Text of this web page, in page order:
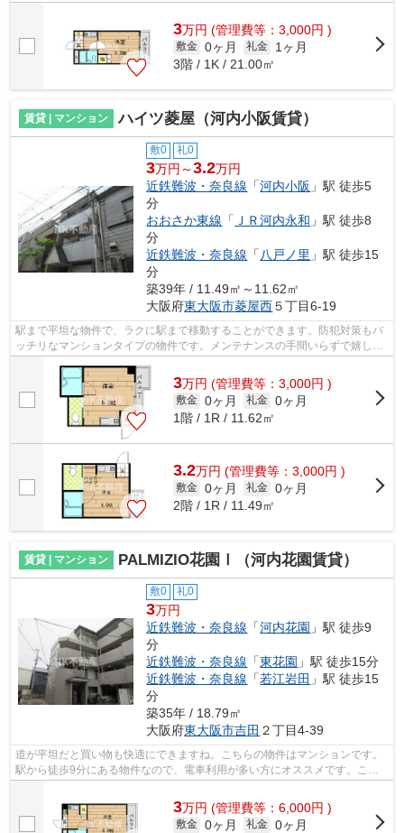
3万円 (管理費等：3,000円 )
敷金 0ヶ月 礼金
1ヶ月
3階 / 1K / 21.00㎡
賃貸 | マンション ハイツ菱屋（河内小阪賃貸）
敷0 礼0
3万円～3.2万円
近鉄難波・奈良線 「河内小阪 」駅 徒歩5
分
おおさか東線 「 ＪＲ河内永和 」駅 徒歩8
分
近鉄難波・奈良線 「 八戸ノ里 」駅 徒歩15
分
築39年 / 11.49㎡～11.62㎡
大阪府東大阪市菱屋西５丁目6-19
駅まで平坦な物件で、ラクに駅まで移動することができます。防犯対策もバ
ッチリなマンションタイプの物件です。メンテナンスの手間いらずで嬉し
3万円 (管理費等：3,000円 )
敷金 0ヶ月 礼金 0ヶ月
1階 / 1R / 11.62㎡
3.2万円 (管理費等：3,000円 )
敷金 0ヶ月 礼金 0ヶ月
2階 / 1R / 11.49㎡
賃貸 | マンション PALMIZIO花園Ⅰ（河内花園賃貸）
敷0 礼0
3万円
近鉄難波・奈良線 「河内花園 」駅 徒歩9
分
近鉄難波・奈良線 「東花園 」駅 徒歩15分
近鉄難波・奈良線 「若江岩田 」駅 徒歩15
分
築35年 / 18.79㎡
大阪府東大阪市吉田 ２丁目4-39
道が平坦だと買い物も快適にできますね。こちらの物件はマンションです。
駅から徒歩9分にある物件なので、電車利用が多い方にオススメです。こち
3万円 (管理費等：6,000円 )
敷金 0ヶ月 礼金 0ヶ月